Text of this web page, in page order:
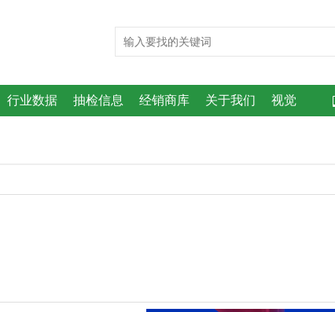
行业数据 抽检信息 经销商库 关于我们 视觉